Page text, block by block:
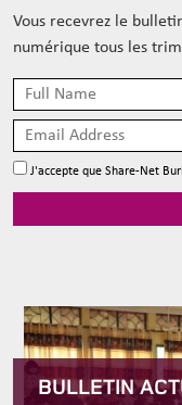
Vous recevrez le
numérique tous les
J'accepte que Share-Net
BULLETIN